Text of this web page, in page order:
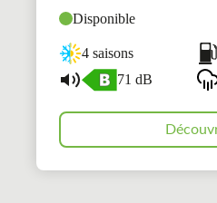
Disponible
4 saisons
71 dB